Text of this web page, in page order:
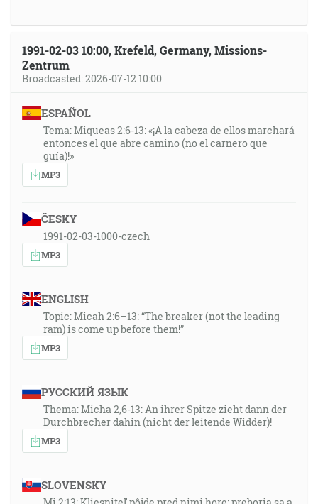
1991-02-03 10:00, Krefeld, Germany, Missions-
Zentrum
Broadcasted: 2026-07-12 10:00
ESPAÑOL
Tema: Miqueas 2:6-13: «¡A la cabeza de ellos marchará
entonces el que abre camino (no el carnero que
guía)!»
MP3
ČESKY
1991-02-03-1000-czech
MP3
ENGLISH
Topic: Micah 2:6–13: “The breaker (not the leading
ram) is come up before them!”
MP3
РУССКИЙ ЯЗЫК
Thema: Micha 2,6-13: An ihrer Spitze zieht dann der
Durchbrecher dahin (nicht der leitende Widder)!
MP3
SLOVENSKY